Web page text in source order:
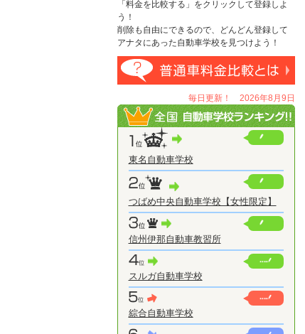
「料金を比較する」をクリックして登録しよ
う！
削除も自由にできるので、どんどん登録して
アナタにあった自動車学校を見つけよう！
毎日更新！ 2026年8月9日
東名自動車学校
つばめ中央自動車学校【女性限定】
信州伊那自動車教習所
スルガ自動車学校
綜合自動車学校